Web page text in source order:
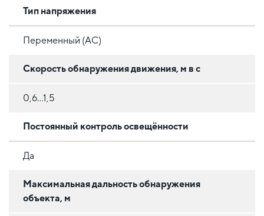
Тип напряжения
Переменный (AC)
Скорость обнаружения движения, м в с
0,6...1,5
Постоянный контроль освещённости
Да
Максимальная дальность обнаружения
объекта, м